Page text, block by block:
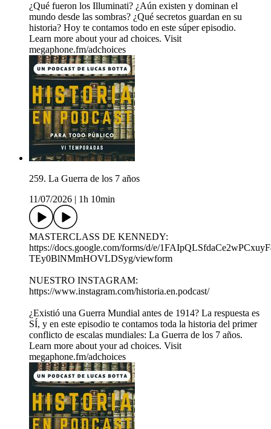
¿Qué fueron los Illuminati? ¿Aún existen y dominan el
mundo desde las sombras? ¿Qué secretos guardan en su
historia? Hoy te contamos todo en este súper episodio.
Learn more about your ad choices. Visit
megaphone.fm/adchoices
259. La Guerra de los 7 años
11/07/2026
1h 10min
MASTERCLASS DE KENNEDY:
https://docs.google.com/forms/d/e/
TEy0BlNMmHOVLDSyg/viewform
NUESTRO INSTAGRAM:
https://www.instagram.com/historia.en.podcast/
¿Existió una Guerra Mundial antes de 1914? La respuesta es
SÍ, y en este episodio te contamos toda la historia del primer
conflicto de escalas mundiales: La Guerra de los 7 años.
Learn more about your ad choices. Visit
megaphone.fm/adchoices